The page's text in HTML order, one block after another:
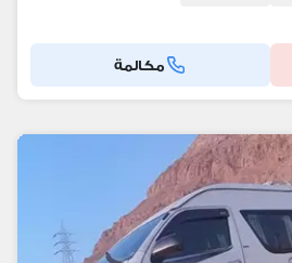
مكالمة